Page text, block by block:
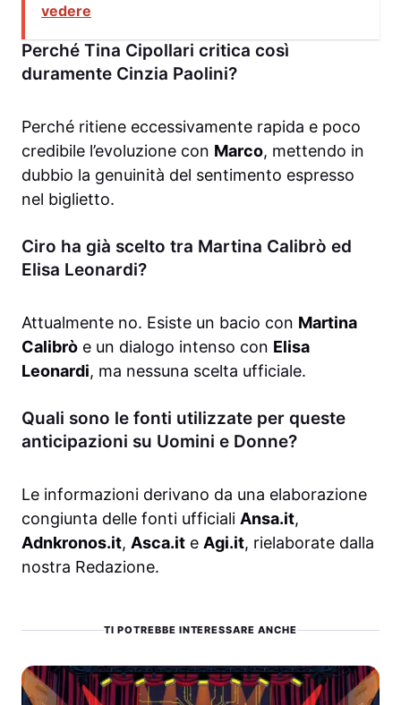
vedere
Perché Tina Cipollari critica così
duramente Cinzia Paolini?
Perché ritiene eccessivamente rapida e poco
credibile l’evoluzione con Marco, mettendo in
dubbio la genuinità del sentimento espresso
nel biglietto.
Ciro ha già scelto tra Martina Calibrò ed
Elisa Leonardi?
Attualmente no. Esiste un bacio con Martina
Calibrò e un dialogo intenso con Elisa
Leonardi, ma nessuna scelta ufficiale.
Quali sono le fonti utilizzate per queste
anticipazioni su Uomini e Donne?
Le informazioni derivano da una elaborazione
congiunta delle fonti ufficiali Ansa.it,
Adnkronos.it, Asca.it e Agi.it, rielaborate dalla
nostra Redazione.
TI POTREBBE INTERESSARE ANCHE